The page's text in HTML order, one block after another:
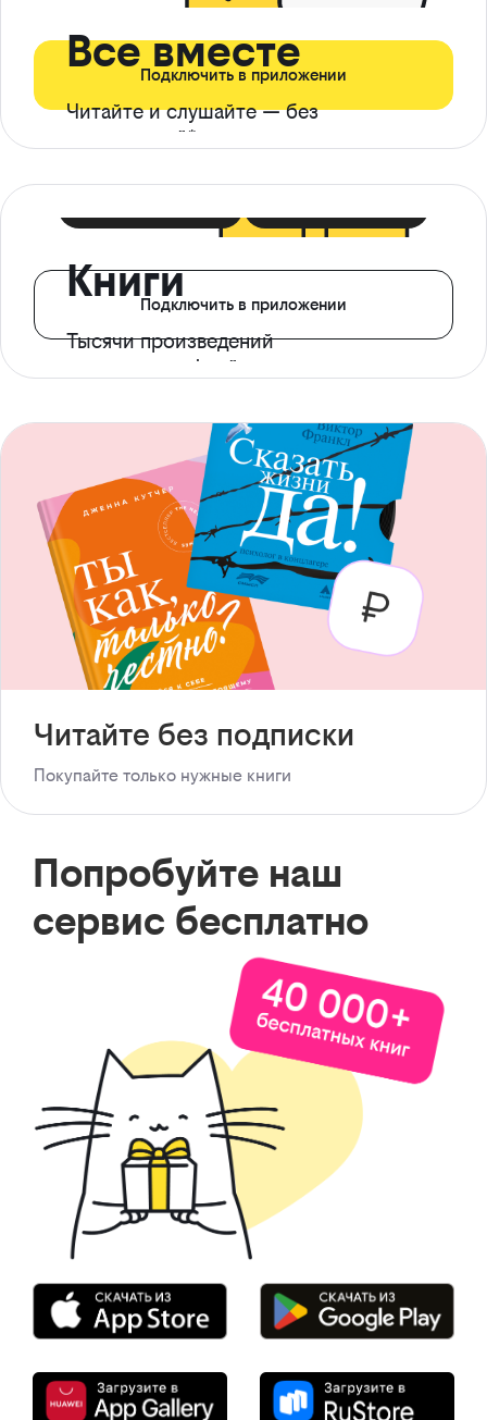
Все вместе
Читайте и слушайте — без
ограничений*
Подключить в приложении
Книги
Тысячи произведений
с доступом офлайн
Подключить в приложении
Читайте без подписки
Покупайте только нужные книги
Попробуйте наш
сервис бесплатно